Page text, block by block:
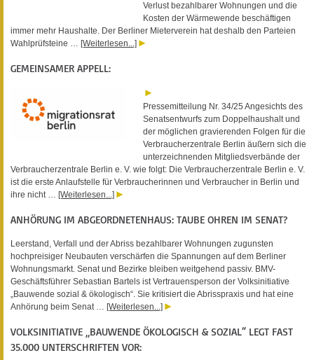
Verlust bezahlbarer Wohnungen und die
Kosten der Wärmewende beschäftigen
immer mehr Haushalte. Der Berliner Mieterverein hat deshalb den Parteien
Wahlprüfsteine … [Weiterlesen...]
GEMEINSAMER APPELL:
Pressemitteilung Nr. 34/25 Angesichts des
Senatsentwurfs zum Doppelhaushalt und
der möglichen gravierenden Folgen für die
Verbraucherzentrale Berlin äußern sich die
unterzeichnenden Mitgliedsverbände der
Verbraucherzentrale Berlin e. V. wie folgt: Die Verbraucherzentrale Berlin e. V.
ist die erste Anlaufstelle für Verbraucherinnen und Verbraucher in Berlin und
ihre nicht … [Weiterlesen...]
ANHÖRUNG IM ABGEORDNETENHAUS: TAUBE OHREN IM SENAT?
Leerstand, Verfall und der Abriss bezahlbarer Wohnungen zugunsten
hochpreisiger Neubauten verschärfen die Spannungen auf dem Berliner
Wohnungsmarkt. Senat und Bezirke bleiben weitgehend passiv. BMV-
Geschäftsführer Sebastian Bartels ist Vertrauensperson der Volksinitiative
„Bauwende sozial & ökologisch“. Sie kritisiert die Abrisspraxis und hat eine
Anhörung beim Senat … [Weiterlesen...]
VOLKSINITIATIVE „BAUWENDE ÖKOLOGISCH & SOZIAL“ LEGT FAST
35.000 UNTERSCHRIFTEN VOR: